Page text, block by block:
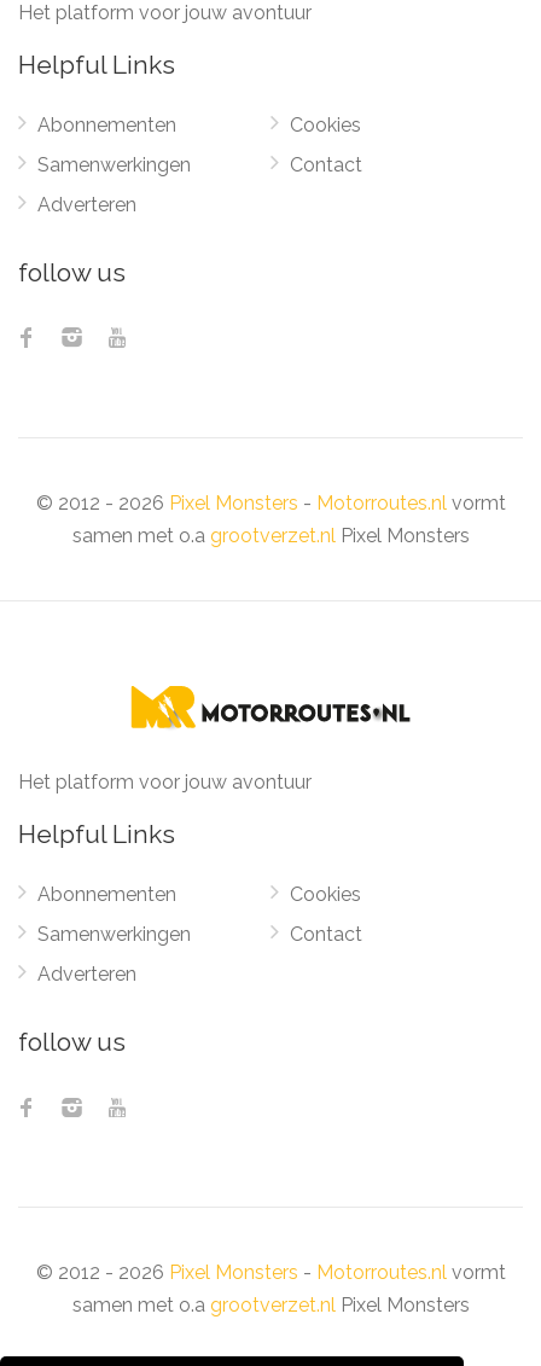
Het platform voor jouw avontuur
Helpful Links
Abonnementen
Samenwerkingen
Adverteren
Cookies
Contact
follow us
© 2012 - 2026 Pixel Monsters - Motorroutes.nlvormt
samen met o.a grootverzet.nlPixel Monsters
Het platform voor jouw avontuur
Helpful Links
Abonnementen
Samenwerkingen
Adverteren
Cookies
Contact
follow us
© 2012 - 2026 Pixel Monsters - Motorroutes.nlvormt
samen met o.a grootverzet.nlPixel Monsters